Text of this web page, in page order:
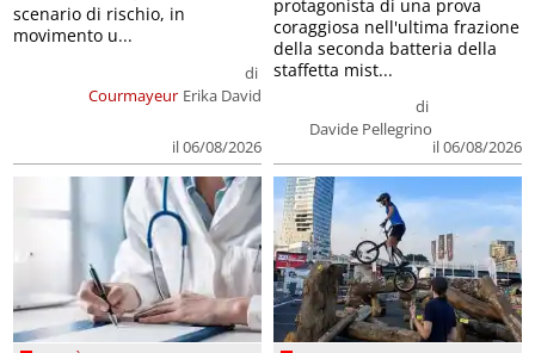
Courmayeur
di
Erika David
il 06/08/2026
scenario di rischio, in
movimento u...
di
Davide Pellegrino
il 06/08/2026
protagonista di una prova
coraggiosa nell'ultima frazione
della seconda batteria della
staffetta mist...